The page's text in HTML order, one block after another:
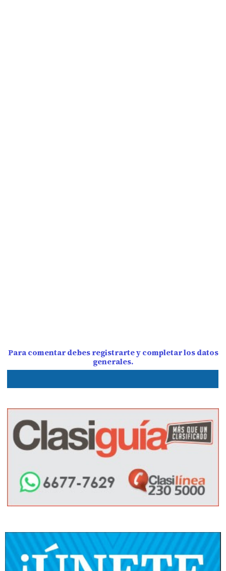
Para comentar debes registrarte y completar los datos
generales.